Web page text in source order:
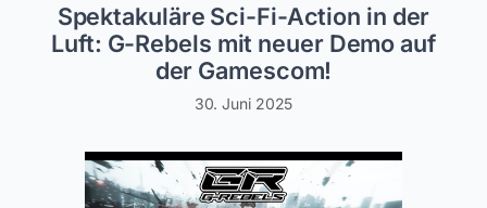
Spektakuläre Sci-Fi-Action in der
Luft: G-Rebels mit neuer Demo auf
der Gamescom!
30. Juni 2025